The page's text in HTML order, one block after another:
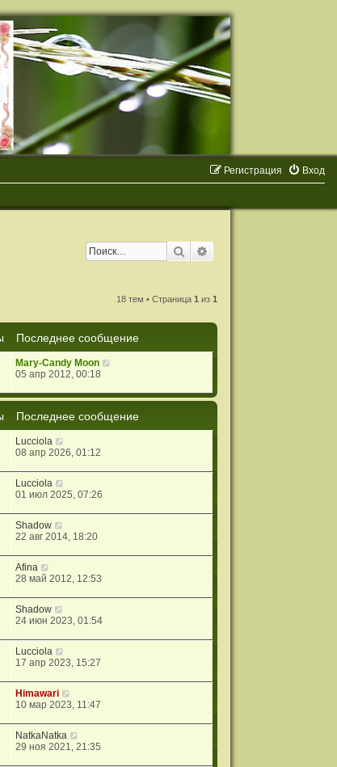
Вход
Регистрация
Поиск
18 тем • Страница1 из1
Последнее сообщение
Mary-Candy Moon
05 апр 2012, 00:18
Последнее сообщение
Lucciola
08 апр 2026, 01:12
Lucciola
01 июл 2025, 07:26
Shadow
22 авг 2014, 18:20
Afina
28 май 2012, 12:53
Shadow
24 июн 2023, 01:54
Lucciola
17 апр 2023, 15:27
Himawari
10 мар 2023, 11:47
NatkaNatka
29 ноя 2021, 21:35